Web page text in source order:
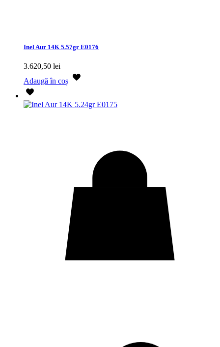
Inel Aur 14K 5.57gr E0176
3.620,50 lei
Adaugă în coș